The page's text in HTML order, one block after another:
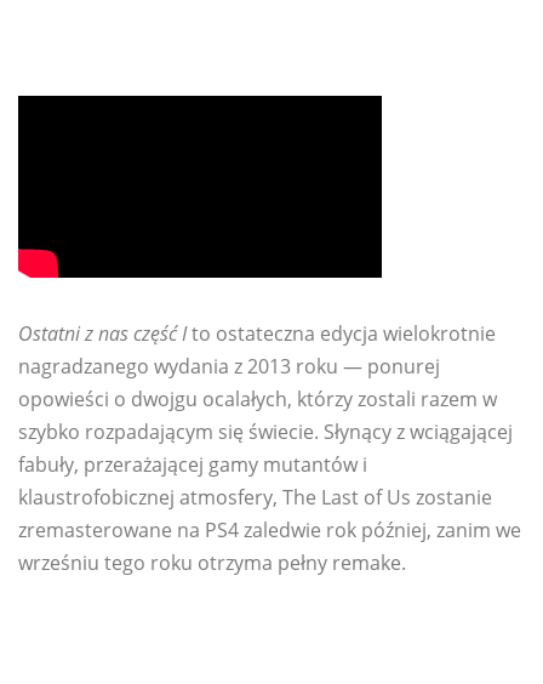
Ostatni z nas część Ito ostateczna edycja wielokrotnie
nagradzanego wydania z 2013 roku — ponurej
opowieści o dwojgu ocalałych, którzy zostali razem w
szybko rozpadającym się świecie. Słynący z wciągającej
fabuły, przerażającej gamy mutantów i
klaustrofobicznej atmosfery, The Last of Us zostanie
zremasterowane na PS4 zaledwie rok później, zanim we
wrześniu tego roku otrzyma pełny remake.